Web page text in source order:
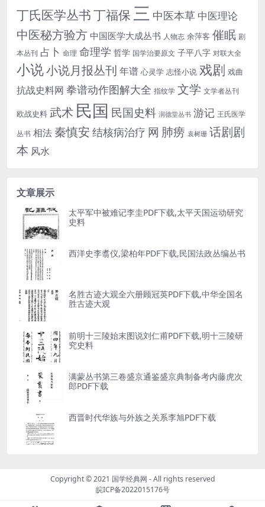
丁氏医学丛书丁福保 三 中医本草 中医理论
中医秘方验方 中国医学大成丛书 人物志 余萍客 催眠 剧
本丛刊 占卜 命理 命理学 哲学 国学治要原文 子平八字 对联大全
小说小说月报丛刊 年谱 心灵学 志怪小说 戏剧 戏曲
抗战史料网 拳谱动作图解大全 指纹学 文学 文学者丛刊
欧战史料 武术 民国 民国史料 润德堂丛书 游记 王氏医学
丛书 相法 秦慎安 结核病治疗 网 肺痨 袁树珊 话剧剧
本 风水
文章展示
太平军中被难记李圭PDF下载,太平天国运动研究
史料
西洋史李翥仪,梁柏年PDF下载,民国法政丛编丛书
名胜古迹大观全六册顾冠英PDF下载,中华全国名
胜古迹大观
前明十三陵始末图说刘仁甫PDF下载,明十三陵研
究史料
满蒙丛书第三卷盛京通鉴盛京典制备考内藤虎次
郎PDF下载
西晋时代华族与外族之关系李旭PDF下载
Copyright © 2021 国学经典网 - All rights reserved
皖ICP备2022015176号